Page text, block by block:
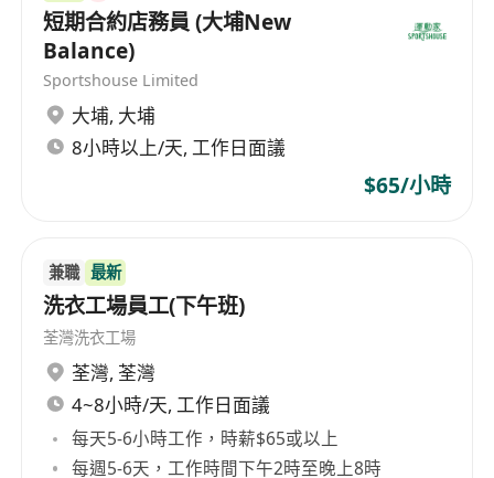
短期合約店務員 (大埔New
Balance)
Sportshouse Limited
大埔, 大埔
8小時以上/天, 工作日面議
$65/小時
兼職 最新
洗衣工場員工(下午班)
荃灣洗衣工場
荃灣, 荃灣
4~8小時/天, 工作日面議
每天5-6小時工作，時薪$65或以上
每週5-6天，工作時間下午2時至晚上8時